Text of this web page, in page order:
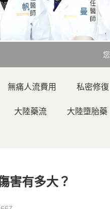
無痛人流費用 私密修復
大陸藥流 大陸墮胎藥
害有多大？